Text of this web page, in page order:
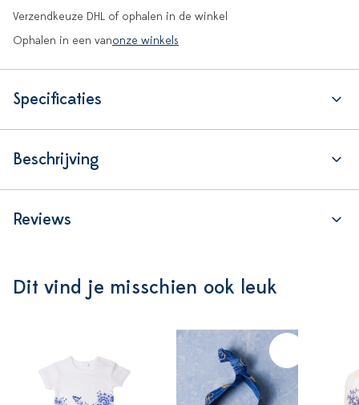
Verzendkeuze DHL of ophalen in de winkel
Ophalen in een vanonze winkels
Specificaties
Beschrijving
Reviews
Dit vind je misschien ook leuk